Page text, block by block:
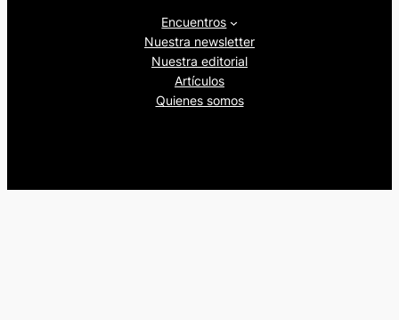
Encuentros
Nuestra newsletter
Nuestra editorial
Artículos
Quienes somos